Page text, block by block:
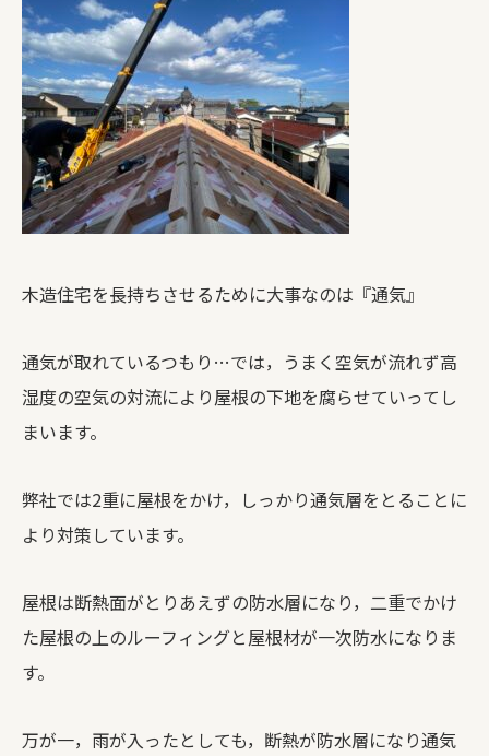
木造住宅を長持ちさせるために大事なのは『通気』
通気が取れているつもり…では，うまく空気が流れず高
湿度の空気の対流により屋根の下地を腐らせていってし
まいます。
弊社では2重に屋根をかけ，しっかり通気層をとることに
より対策しています。
屋根は断熱面がとりあえずの防水層になり，二重でかけ
た屋根の上のルーフィングと屋根材が一次防水になりま
す。
万が一，雨が入ったとしても，断熱が防水層になり通気